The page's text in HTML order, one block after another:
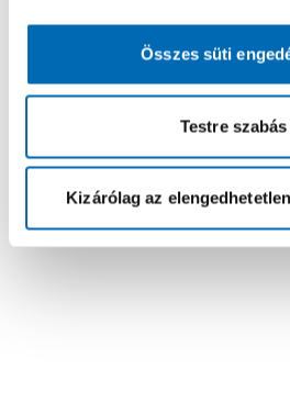
Összes süti
Testre szabás
Kizárólag az